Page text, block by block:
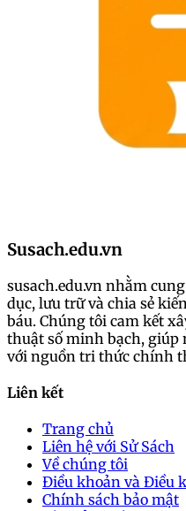
Susach.edu.vn
susach.edu.vn nhằm
dục, lưu trữ và chia sẻ
báu. Chúng tôi cam kết
thuật số minh bạch, giúp
với nguồn tri thức chính
Liên kết
Trang chủ
Liên hệ với Sử Sách
Về chúng tôi
Điều khoản và Điều
Chính sách bảo mật